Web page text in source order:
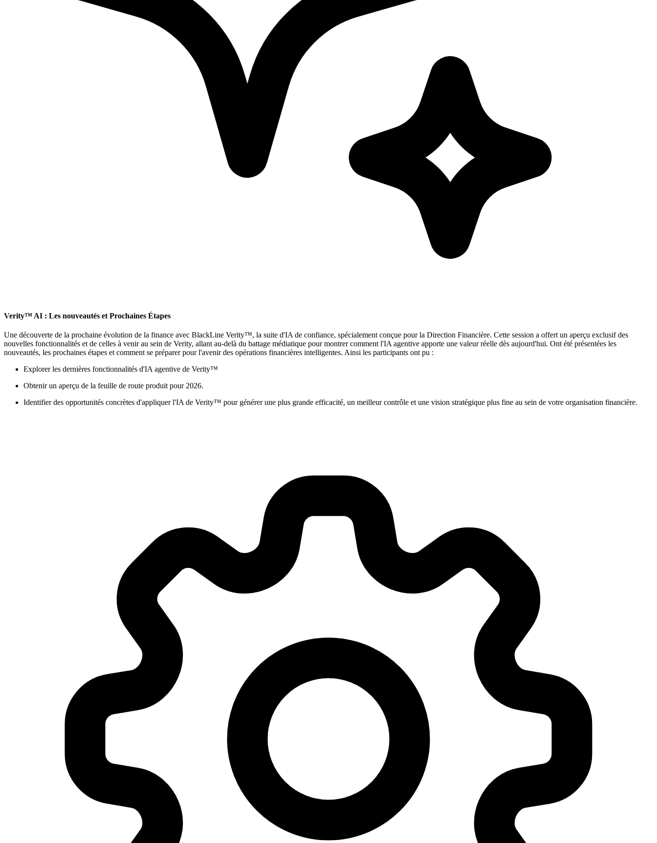
Verity™ AI : Les nouveautés et Prochaines Étapes
Une découverte de la prochaine évolution de la finance avec BlackLine Verity™, la suite d'IA de confiance, spécialement conçue pour la Direction Financière. Cette session a offert un aperçu exclusif des
nouvelles fonctionnalités et de celles à venir au sein de Verity, allant au-delà du battage médiatique pour montrer comment l'IA agentive apporte une valeur réelle dès aujourd'hui. Ont été présentées les
nouveautés, les prochaines étapes et comment se préparer pour l'avenir des opérations financières intelligentes. Ainsi les participants ont pu :
Explorer les dernières fonctionnalités d'IA agentive de Verity™
Obtenir un aperçu de la feuille de route produit pour 2026.
Identifier des opportunités concrètes d'appliquer l'IA de Verity™ pour générer une plus grande efficacité, un meilleur contrôle et une vision stratégique plus fine au sein de votre organisation financière.